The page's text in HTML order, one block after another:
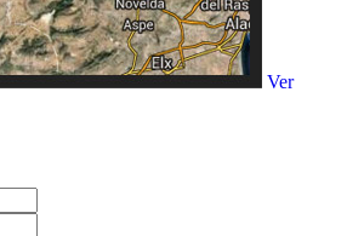
Ver